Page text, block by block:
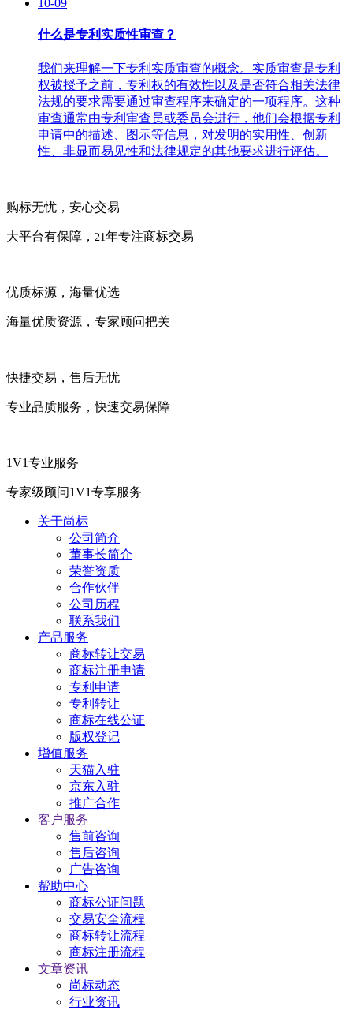
10-09
什么是专利实质性审查？
我们来理解一下专利实质审查的概念。实质审查是专利
权被授予之前，专利权的有效性以及是否符合相关法律
法规的要求需要通过审查程序来确定的一项程序。这种
审查通常由专利审查员或委员会进行，他们会根据专利
申请中的描述、图示等信息，对发明的实用性、创新
性、非显而易见性和法律规定的其他要求进行评估。
购标无忧，安心交易
大平台有保障， 21 年专注商标交易
优质标源，海量优选
海量优质资源，专家顾问把关
快捷交易，售后无忧
专业品质服务，快速交易保障
1V1专业服务
专家级顾问1V1专享服务
关于尚标
公司简介
董事长简介
荣誉资质
合作伙伴
公司历程
联系我们
产品服务
商标转让交易
商标注册申请
专利申请
专利转让
商标在线公证
版权登记
增值服务
天猫入驻
京东入驻
推广合作
客户服务
售前咨询
售后咨询
广告咨询
帮助中心
商标公证问题
交易安全流程
商标转让流程
商标注册流程
文章资讯
尚标动态
行业资讯